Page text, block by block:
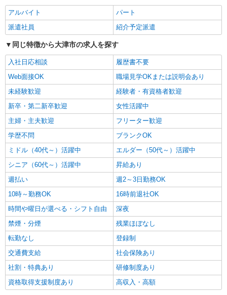
時給1550円〜2187円 ＜日払い有/週払い有/交
通費全支給(ガソリン代含む)＞
大津市内 最寄り駅：膳所
キープ
派遣社員
株式会社kotrio /●KY-H-1294933
【土日休みOK】小野駅そばで自立支援スタッ
フ★作業の見守り等
時給1500円〜2125円 ＜日払い有/週払い有/交
通費全支給(ガソリン代含む)＞
大津市内 小野駅すぐ
キープ 詳細を見る
派遣社員
株式会社kotrio /●KY-H-1953349
堅田駅｜小さなグループホームで家事や生活の
サポート！
時給1550円〜2187円 ＜日払い有/週払い有/交
通費全支給(ガソリン代含む)＞
大津市｜最寄り駅：堅田
詳細を見る
アルバイト
パート
派遣社員
紹介予定派遣
同じ特徴から大津市の求人を探す
入社日応相談
履歴書不要
Web面接OK
職場見学OKまたは説明会あり
未経験歓迎
経験者・有資格者歓迎
新卒・第二新卒歓迎
女性活躍中
主婦・主夫歓迎
フリーター歓迎
学歴不問
ブランクOK
ミドル（40代～）活躍中
エルダー（50代～）活躍中
シニア（60代～）活躍中
昇給あり
週払い
週2～3日勤務OK
10時～勤務OK
16時前退社OK
時間や曜日が選べる・シフト自由
深夜
禁煙・分煙
残業ほぼなし
転勤なし
登録制
交通費支給
社会保険あり
社割・特典あり
研修制度あり
資格取得支援制度あり
高収入・高額